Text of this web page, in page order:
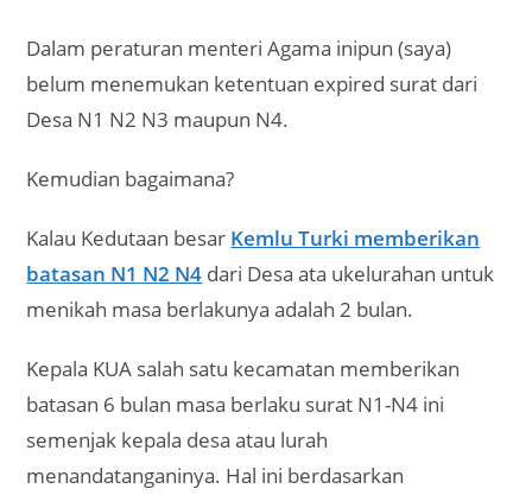
Dalam peraturan menteri Agama inipun (saya)
belum menemukan ketentuan expired surat dari
Desa N1 N2 N3 maupun N4.
Kemudian bagaimana?
Kalau Kedutaan besar Kemlu Turki memberikan
batasan N1 N2 N4 dari Desa ata ukelurahan untuk
menikah masa berlakunya adalah 2 bulan.
Kepala KUA salah satu kecamatan memberikan
batasan 6 bulan masa berlaku surat N1-N4 ini
semenjak kepala desa atau lurah
menandatanganinya. Hal ini berdasarkan